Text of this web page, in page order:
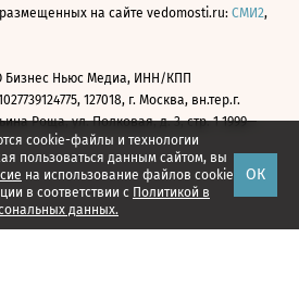
cookie-файлы и технологии
пользоваться данным сайтом, вы
на использование файлов cookie
в соответствии с Политикой в
данных.
ОК
на сайте vedomosti.ru: СМИ2,
Ньюс Медиа, ИНН/КПП
127018, г. Москва, вн.тер.г.
Роща, ул. Полковая, д. 3, стр. 1 1999—